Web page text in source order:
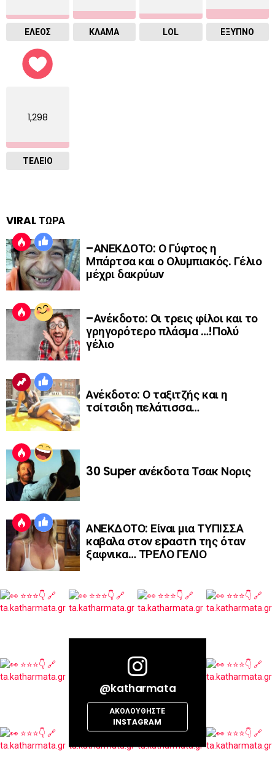
ΕΛΕΟΣ ΚΛΑΜΑ LOL ΈΞΥΠΝΟ
1,298
ΤΕΛΕΙΟ
VIRAL ΤΩΡΑ
–ΑΝΕΚΔΟΤΟ: Ο Γύφτος η
Μπάρτσα και ο Ολυμπιακός. Γέλιο
μέχρι δακρύων
–Ανέκδοτο: Οι τρεις φίλοι και το
γρηγορότερο πλάσμα …!Πολύ
γέλιο
Ανέκδοτο: Ο ταξιτζής και η
τσίτσιδη πελάτισσα…
30 Super ανέκδοτα Τσακ Νορις
ΑΝΕΚΔΟΤΟ: Είναι μια ΤΥΠΙΣΣΑ
καβαλα στον εpαστn της όταν
ξαφνικα… ΤΡΕΛΟ ΓΕΛΙΟ
@katharmata
ΑΚΟΛΟΥΘΉΣΤΕ
INSTAGRAM